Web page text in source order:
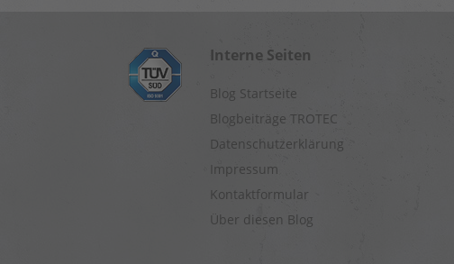
Interne Seiten
Blog Startseite
Blogbeiträge TROTEC
Datenschutzerklärung
Impressum
Kontaktformular
Über diesen Blog